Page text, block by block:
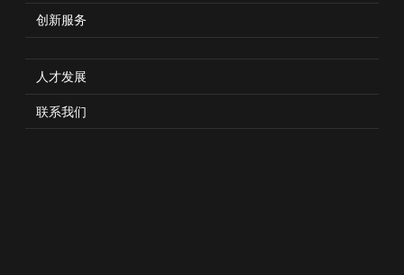
创新服务
人才发展
联系我们